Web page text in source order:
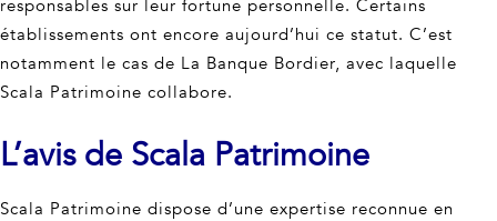
responsables sur leur fortune personnelle. Certains
établissements ont encore aujourd’hui ce statut. C’est
notamment le cas de La Banque Bordier, avec laquelle
Scala Patrimoine collabore.
L’avis de Scala Patrimoine
Scala Patrimoine dispose d’une expertise reconnue en